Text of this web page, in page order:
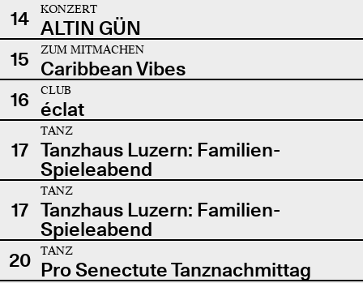
14
KONZERT
ALTIN GÜN
15
ZUM MITMACHEN
Caribbean Vibes
16
CLUB
éclat
17
TANZ
Tanzhaus Luzern: Familien-
Spieleabend
17
TANZ
Tanzhaus Luzern: Familien-
Spieleabend
20
TANZ
Pro Senectute Tanznachmittag